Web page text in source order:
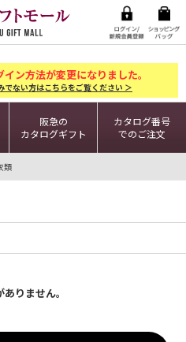
ン方法が変更になりました。
ない方はこちらをご覧ください ＞
阪急の
カタログギフト
カタログ番号
でのご注文
類
りません。